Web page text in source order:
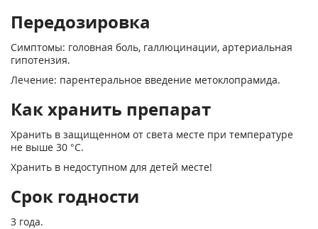
Передозировка
Симптомы: головная боль, галлюцинации, артериальная
гипотензия.
Лечение: парентеральное введение метоклопрамида.
Как хранить препарат
Хранить в защищенном от света месте при температуре
не выше 30 °С.
Хранить в недоступном для детей месте!
Срок годности
3 года.